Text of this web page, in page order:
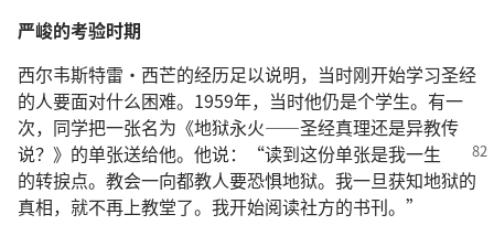
严峻的考验时期
西尔韦斯特雷·西芒的经历足以说明，当时刚开始学习圣经
的人要面对什么困难。1959年，当时他仍是个学生。有一
次，同学把一张名为《地狱永火——圣经真理还是异教传
说？》的单张送给他。他说：“读到这份单张是我一生
的转捩点。教会一向都教人要恐惧地狱。我一旦获知地狱的
真相，就不再上教堂了。我开始阅读社方的书刊。”